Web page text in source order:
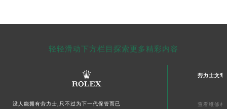
轻轻滑动下方栏目探索更多精彩内容
没人能拥有劳力士,只不过为下一代保管而已
劳力士文章
查看维修相